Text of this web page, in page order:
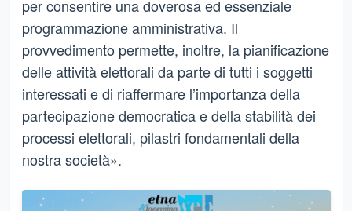
per consentire una doverosa ed essenziale
programmazione amministrativa. Il
provvedimento permette, inoltre, la pianificazione
delle attività elettorali da parte di tutti i soggetti
interessati e di riaffermare l’importanza della
partecipazione democratica e della stabilità dei
processi elettorali, pilastri fondamentali della
nostra società».